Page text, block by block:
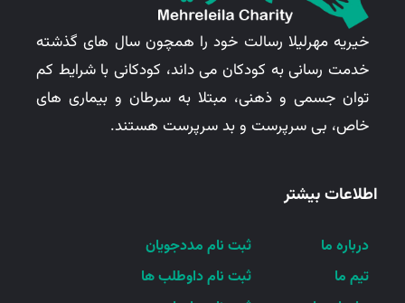
خیریه مهرلیلا رسالت خود را همچون سال های گذشته
خدمت رسانی به کودکان می داند، کودکانی با شرایط کم
توان جسمی و ذهنی، مبتلا به سرطان و بیماری های
خاص، بی سرپرست و بد سرپرست هستند.
اطلاعات بیشتر
درباره ما
تیم ما
ثبت نام مددجویان
ثبت نام داوطلب ها